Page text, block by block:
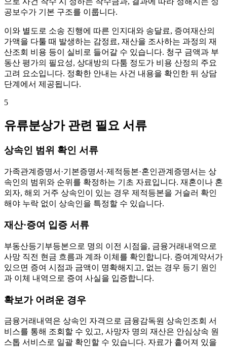
공보수가 기본 구조를 이룹니다.
이와 별도로 소송 진행에 따른 인지대와 송달료, 증여재산의
가액을 다툴 때 발생하는 감정료, 재산을 조사하는 과정의 재
산조회 비용 등이 실비로 들어갈 수 있습니다. 청구 금액과 부
동산 평가의 필요성, 상대방의 다툼 정도가 비용 산정의 주요
고려 요소입니다. 정확한 안내는 사건 내용을 확인한 뒤 상담
단계에서 제공됩니다.
5
유류분상가 관련 필요 서류
상속인 범위 확인 서류
가족관계증명서·기본증명서·제적등본·혼인관계증명서는 상
속인의 범위와 순위를 확정하는 기초 자료입니다. 재혼이나 혼
외자, 해외 거주 상속인이 있는 경우 제적등본을 거슬러 확인
해야 누락 없이 상속인을 특정할 수 있습니다.
재산·증여 입증 서류
부동산등기부등본으로 명의 이전 시점을, 금융거래내역으로
사망 직전 현금 흐름과 계좌 이체를 확인합니다. 증여계약서가
있으면 증여 시점과 금액이 명확해지고, 없는 경우 등기 원인
과 이체 내역으로 증여 사실을 입증합니다.
확보가 어려운 경우
금융거래내역은 상속인 자격으로 금융감독원 상속인조회 서
비스를 통해 조회할 수 있고, 사망자 명의 재산은 안심상속 원
스톱 서비스로 일괄 확인할 수 있습니다. 자료가 흩어져 있을